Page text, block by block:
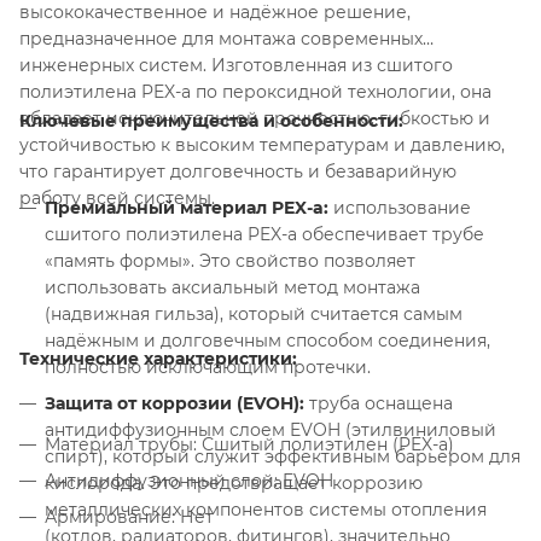
высококачественное и надёжное решение,
предназначенное для монтажа современных
инженерных систем. Изготовленная из сшитого
полиэтилена PEX-a по пероксидной технологии, она
обладает исключительной прочностью, гибкостью и
устойчивостью к высоким температурам и давлению,
что гарантирует долговечность и безаварийную
работу всей системы.
Ключевые преимущества и особенности:
Премиальный материал PEX-a: использование
сшитого полиэтилена PEX-a обеспечивает трубе
«память формы». Это свойство позволяет
использовать аксиальный метод монтажа
(надвижная гильза), который считается самым
надёжным и долговечным способом соединения,
полностью исключающим протечки.
Защита от коррозии (EVOH): труба оснащена
антидиффузионным слоем EVOH (этилвиниловый
спирт), который служит эффективным барьером для
кислорода. Это предотвращает коррозию
металлических компонентов системы отопления
(котлов, радиаторов, фитингов), значительно
Технические характеристики:
Материал трубы: Сшитый полиэтилен (PEX-a)
Антидиффузионный слой: EVOH
Армирование: Нет